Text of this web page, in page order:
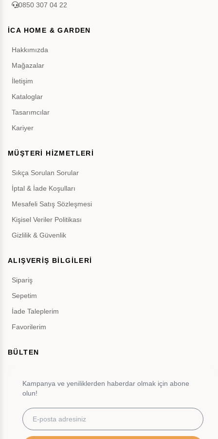
0850 307 04 22
İCA HOME & GARDEN
Hakkımızda
Mağazalar
İletişim
Kataloglar
Tasarımcılar
Kariyer
MÜŞTERİ HİZMETLERİ
Sıkça Sorulan Sorular
İptal & İade Koşulları
Mesafeli Satış Sözleşmesi
Kişisel Veriler Politikası
Gizlilik & Güvenlik
ALIŞVERİŞ BİLGİLERİ
Sipariş
Sepetim
İade Taleplerim
Favorilerim
BÜLTEN
Kampanya ve yeniliklerden haberdar olmak için abone
olun!